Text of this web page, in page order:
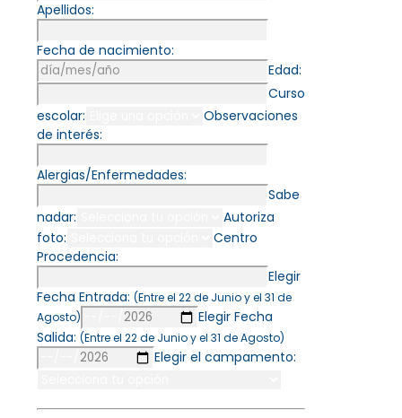
Apellidos:
Fecha de nacimiento:
Edad:
Curso
escolar:
Observaciones
de interés:
Alergias/Enfermedades:
Sabe
nadar:
Autoriza
foto:
Centro
Procedencia:
Elegir
Fecha Entrada: (Entre el 22 de Junio y el 31 de
Agosto)
Elegir Fecha
Salida: (Entre el 22 de Junio y el 31 de Agosto)
Elegir el campamento: